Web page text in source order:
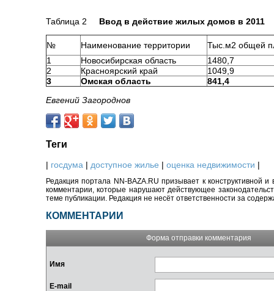
Таблица 2 Ввод в действие жилых домов в 2011
№ Наименование территории
Тыс.м2 общей
1
Новосибирская область
1480,7
2
Красноярский край
1049,9
3
Омская область
841,4
Евгений Загороднов
Теги
| госдума | доступное жилье | оценка недвижимости |
Редакция портала NN-BAZA.RU призывает к конструктивной
комментарии, которые нарушают действующее
теме публикации. Редакция не несёт ответственности за
КОММЕНТАРИИ
Форма отправки комментария
Имя
E-mail